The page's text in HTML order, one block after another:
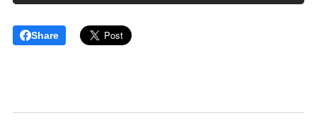
Share